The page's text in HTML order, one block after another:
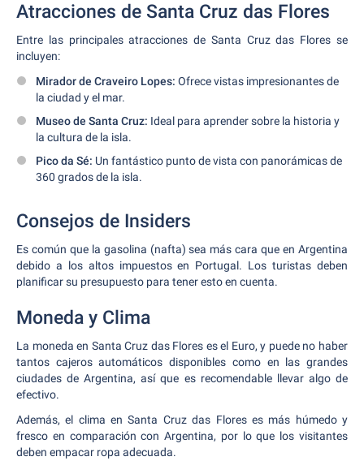
Atracciones de Santa Cruz das Flores
Entre las principales atracciones de Santa Cruz das Flores se
incluyen:
Mirador de Craveiro Lopes: Ofrece vistas impresionantes de
la ciudad y el mar.
Museo de Santa Cruz: Ideal para aprender sobre la historia y
la cultura de la isla.
Pico da Sé: Un fantástico punto de vista con panorámicas de
360 grados de la isla.
Consejos de Insiders
Es común que la gasolina (nafta) sea más cara que en Argentina
debido a los altos impuestos en Portugal. Los turistas deben
planificar su presupuesto para tener esto en cuenta.
Moneda y Clima
La moneda en Santa Cruz das Flores es el Euro, y puede no haber
tantos cajeros automáticos disponibles como en las grandes
ciudades de Argentina, así que es recomendable llevar algo de
efectivo.
Además, el clima en Santa Cruz das Flores es más húmedo y
fresco en comparación con Argentina, por lo que los visitantes
deben empacar ropa adecuada.